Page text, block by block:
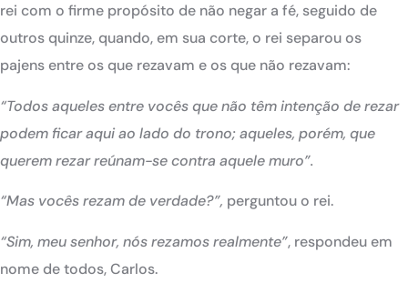
rei com o firme propósito de não negar a fé, seguido de
outros quinze, quando, em sua corte, o rei separou os
pajens entre os que rezavam e os que não rezavam:
“Todos aqueles entre vocês que não têm intenção de rezar
podem ficar aqui ao lado do trono; aqueles, porém, que
querem rezar reúnam-se contra aquele muro”.
“Mas vocês rezam de verdade?”, perguntou o rei.
“Sim, meu senhor, nós rezamos realmente”, respondeu em
nome de todos, Carlos.